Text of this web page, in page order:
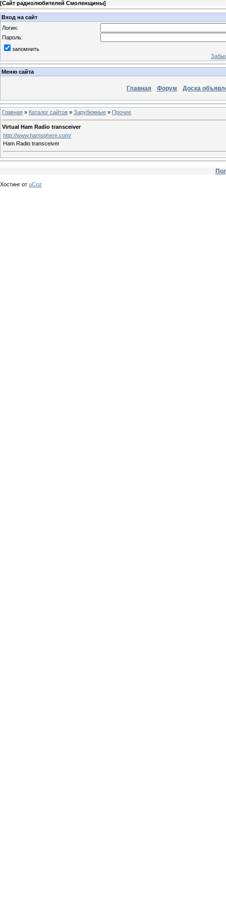
[Сайт радиолюбителей Смоленщины]
Вход на сайт
Логин:
Пароль:
запомнить
Меню сайта
Главная Форум Доска
Главная » Каталог сайтов » Зарубежные » Прочее
Virtual Ham Radio transceiver
http://www.hamsphere.com/
Ham Radio transceiver
Хостинг от uCoz